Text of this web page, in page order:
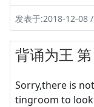
发表于:2018-12-08
背诵为王
Sorry,there is
tingroom to look